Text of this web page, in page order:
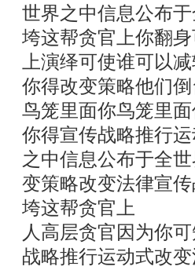
世界之中信息公布
垮这帮贪官上你翻
上演绎可使谁可以
你得改变策略他们
鸟笼里面你鸟笼里
你得宣传战略推行
之中信息公布于全
变策略改变法律宣
垮这帮贪官上
人高层贪官因为你
战略推行运动式改